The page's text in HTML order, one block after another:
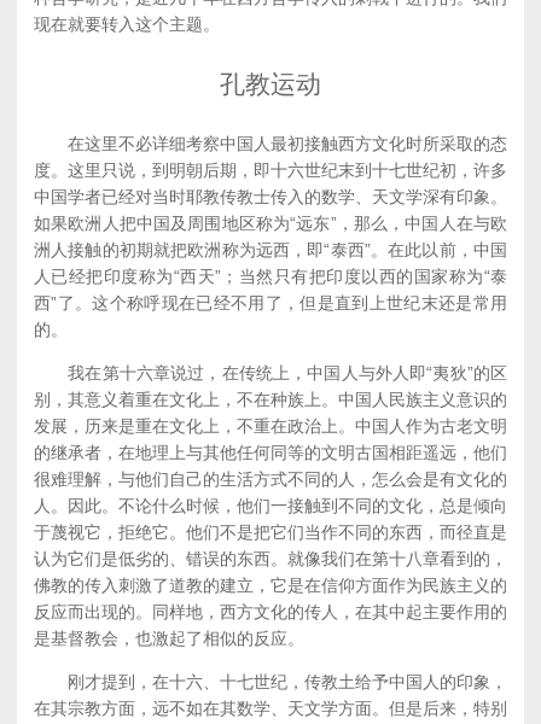
现在就要转入这个主题。
孔教运动
在这里不必详细考察中国人最初接触西方文化时所采取的态
度。这里只说，到明朝后期，即十六世纪末到十七世纪初，许多
中国学者已经对当时耶教传教士传入的数学、天文学深有印象。
如果欧洲人把中国及周围地区称为“远东”，那么，中国人在与欧
洲人接触的初期就把欧洲称为远西，即“泰西”。在此以前，中国
人已经把印度称为“西天”；当然只有把印度以西的国家称为“泰
西”了。这个称呼现在已经不用了，但是直到上世纪末还是常用
的。
我在第十六章说过，在传统上，中国人与外人即“夷狄”的区
别，其意义着重在文化上，不在种族上。中国人民族主义意识的
发展，历来是重在文化上，不重在政治上。中国人作为古老文明
的继承者，在地理上与其他任何同等的文明古国相距遥远，他们
很难理解，与他们自己的生活方式不同的人，怎么会是有文化的
人。因此。不论什么时候，他们一接触到不同的文化，总是倾向
于蔑视它，拒绝它。他们不是把它们当作不同的东西，而径直是
认为它们是低劣的、错误的东西。就像我们在第十八章看到的，
佛教的传入刺激了道教的建立，它是在信仰方面作为民族主义的
反应而出现的。同样地，西方文化的传人，在其中起主要作用的
是基督教会，也激起了相似的反应。
刚才提到，在十六、十七世纪，传教土给予中国人的印象，
在其宗教方面，远不如在其数学、天文学方面。但是后来，特别